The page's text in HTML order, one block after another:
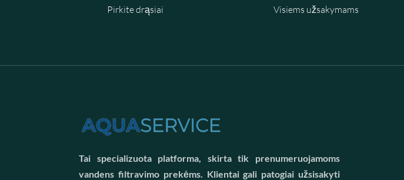
Pirkite drąsiai Visiems užsakymams
Tai specializuota platforma, skirta tik prenumeruojamoms
vandens filtravimo prekėms. Klientai gali patogiai užsisakyti